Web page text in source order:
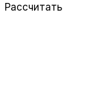
Рассчитать